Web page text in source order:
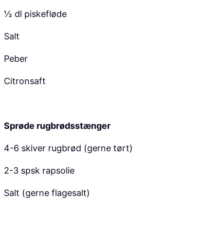
½ dl piskefløde
Salt
Peber
Citronsaft
Sprøde rugbrødsstænger
4-6 skiver rugbrød (gerne tørt)
2-3 spsk rapsolie
Salt (gerne flagesalt)